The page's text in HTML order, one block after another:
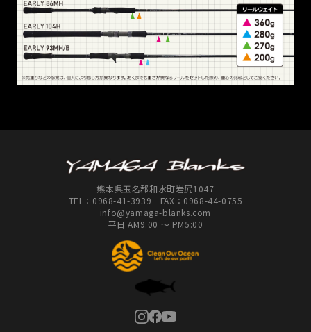
熊本県玉名郡和水町岩尻1047
TEL： 0968-41-3939 FAX：0968-44-0755
info@yamaga-blanks.com
平日 AM9:00 ～ PM5:00